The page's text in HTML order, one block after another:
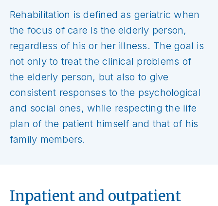
Rehabilitation is defined as geriatric when
the focus of care is the elderly person,
regardless of his or her illness. The goal is
not only to treat the clinical problems of
the elderly person, but also to give
consistent responses to the psychological
and social ones, while respecting the life
plan of the patient himself and that of his
family members.
Inpatient and outpatient